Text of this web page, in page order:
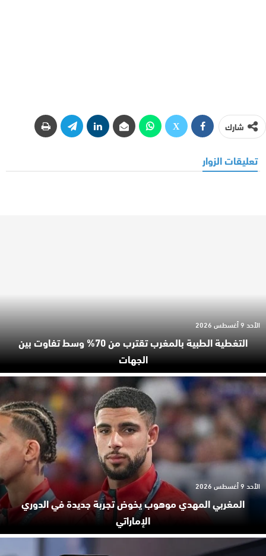
شارك
تعليقات الزوار
التغطية الطبية بالمغرب تقترب من 70% وسط تفاوت بين
الجهات
الأحد 9 أغسطس 2026
المغربي المهدي موهوب يخوض تجربة جديدة في الدوري
الإماراتي
الأحد 9 أغسطس 2026